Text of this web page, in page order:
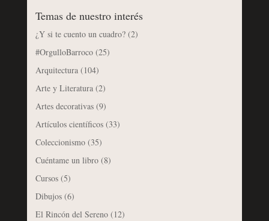
Temas de nuestro interés
¿Y si te cuento un cuadro?(2)
#OrgulloBarroco(25)
Arquitectura(104)
Arte y Literatura(2)
Artes decorativas(9)
Artículos científicos(33)
Coleccionismo(35)
Cuéntame un libro(8)
Cursos(5)
Dibujos(6)
El Rincón del Sereno(12)